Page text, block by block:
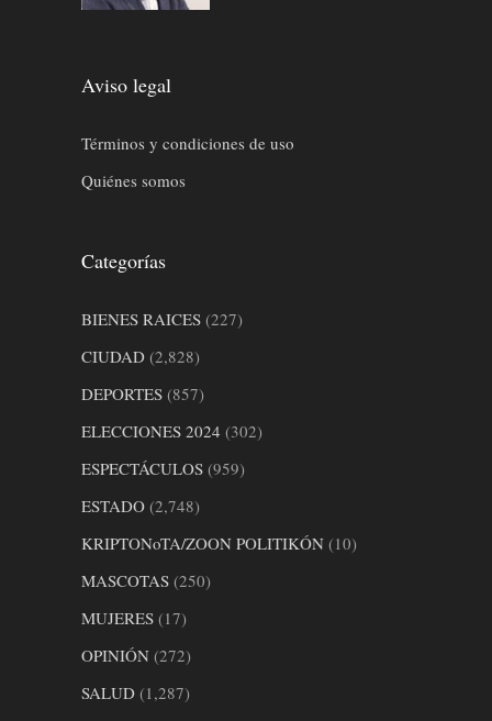
Aviso legal
Términos y condiciones de uso
Quiénes somos
Categorías
BIENES RAICES (227)
CIUDAD (2,828)
DEPORTES (857)
ELECCIONES 2024 (302)
ESPECTÁCULOS (959)
ESTADO (2,748)
KRIPTONoTA/ZOON POLITIKÓN (10)
MASCOTAS (250)
MUJERES (17)
OPINIÓN (272)
SALUD (1,287)